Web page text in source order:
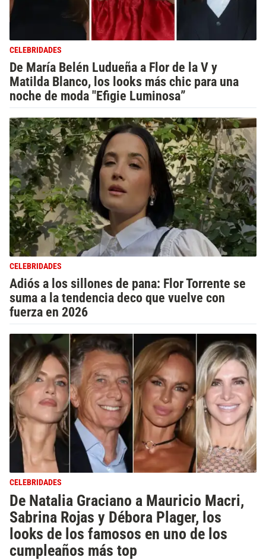
CELEBRIDADES
De María Belén Ludueña a Flor de la V y
Matilda Blanco, los looks más chic para una
noche de moda "Efigie Luminosa”
CELEBRIDADES
Adiós a los sillones de pana: Flor Torrente se
suma a la tendencia deco que vuelve con
fuerza en 2026
CELEBRIDADES
De Natalia Graciano a Mauricio Macri,
Sabrina Rojas y Débora Plager, los
looks de los famosos en uno de los
cumpleaños más top